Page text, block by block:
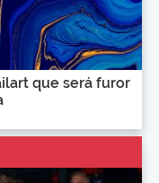
que será furor